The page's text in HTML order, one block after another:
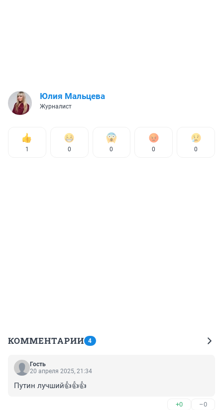
Юлия Мальцева
Журналист
1 0 0 0 0
КОММЕНТАРИИ 4
Гость
20 апреля 2025, 21:34
Путин лучший👍👍👍
+0 –0